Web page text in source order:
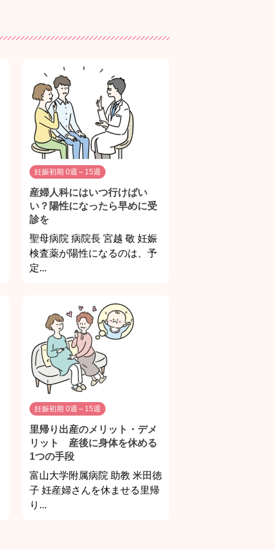
妊娠初期 0週～15週
産婦人科にはいつ行けばい
い？陽性になったら早めに受
診を
聖母病院 病院長 宮越 敬 妊娠
検査薬が陽性になるのは、予
定...
妊娠初期 0週～15週
里帰り出産のメリット・デメ
リット 産後に身体を休める
1つの手段
富山大学附属病院 助教 米田徳
子 妊産婦さんを休ませる里帰
り...